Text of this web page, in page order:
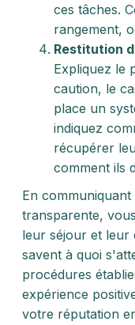
ces tâches.
rangement,
Restitution
Expliquez le
caution, le
place un
indiquez
récupérer
comment ils
En communiquant
transparente,
leur séjour et leur
savent à quoi
procédures
expérience
votre réputation